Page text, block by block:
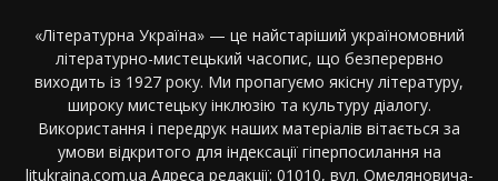
«Літературна Україна» — це найстаріший україномовний
літературно-мистецький часопис, що безперервно
виходить із 1927 року. Ми пропагуємо якісну літературу,
широку мистецьку інклюзію та культуру діалогу.
Використання і передрук наших матеріалів вітається за
умови відкритого для індексації гіперпосилання на
litukraina.com.ua Адреса редакції: 01010, вул. Омеляновича-